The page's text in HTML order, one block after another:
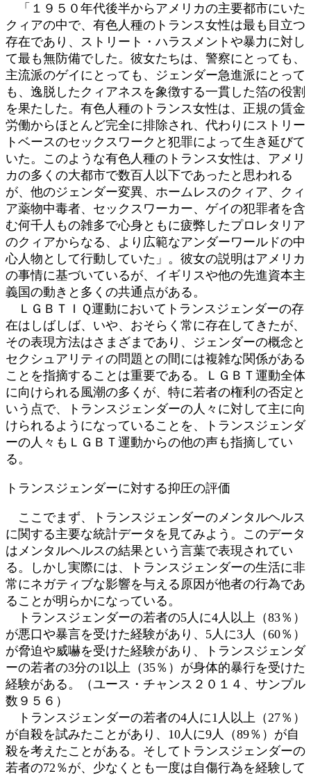
「１９５０年代後半からアメリカの主要都市にいた
クィアの中で、有色人種のトランス女性は最も目立つ
存在であり、ストリート・ハラスメントや暴力に対し
て最も無防備でした。彼女たちは、警察にとっても、
主流派のゲイにとっても、ジェンダー急進派にとって
も、逸脱したクィアネスを象徴する一貫した箔の役割
を果たした。有色人種のトランス女性は、正規の賃金
労働からほとんど完全に排除され、代わりにストリー
トベースのセックスワークと犯罪によって生き延びて
いた。このような有色人種のトランス女性は、アメリ
カの多くの大都市で数百人以下であったと思われる
が、他のジェンダー変異、ホームレスのクィア、クィ
ア薬物中毒者、セックスワーカー、ゲイの犯罪者を含
む何千人もの雑多で心身ともに疲弊したプロレタリア
のクィアからなる、より広範なアンダーワールドの中
心人物として行動していた」。彼女の説明はアメリカ
の事情に基づいているが、イギリスや他の先進資本主
義国の動きと多くの共通点がある。
ＬＧＢＴＩＱ運動においてトランスジェンダーの存
在はしばしば、いや、おそらく常に存在してきたが、
その表現方法はさまざまであり、ジェンダーの概念と
セクシュアリティの問題との間には複雑な関係がある
ことを指摘することは重要である。ＬＧＢＴ運動全体
に向けられる風潮の多くが、特に若者の権利の否定と
いう点で、トランスジェンダーの人々に対して主に向
けられるようになっていることを、トランスジェンダ
ーの人々もＬＧＢＴ運動からの他の声も指摘してい
る。
トランスジェンダーに対する抑圧の評価
ここでまず、トランスジェンダーのメンタルヘルス
に関する主要な統計データを見てみよう。このデータ
はメンタルヘルスの結果という言葉で表現されてい
る。しかし実際には、トランスジェンダーの生活に非
常にネガティブな影響を与える原因が他者の行為であ
ることが明らかになっている。
トランスジェンダーの若者の5人に4人以上（83％）
が悪口や暴言を受けた経験があり、5人に3人（60％）
が脅迫や威嚇を受けた経験があり、トランスジェンダ
ーの若者の3分の1以上（35％）が身体的暴行を受けた
経験がある。（ユース・チャンス２０１４、サンプル
数９５６）
トランスジェンダーの若者の4人に1人以上（27％）
が自殺を試みたことがあり、10人に9人（89％）が自
殺を考えたことがある。そしてトランスジェンダーの
若者の72％が、少なくとも一度は自傷行為を経験して